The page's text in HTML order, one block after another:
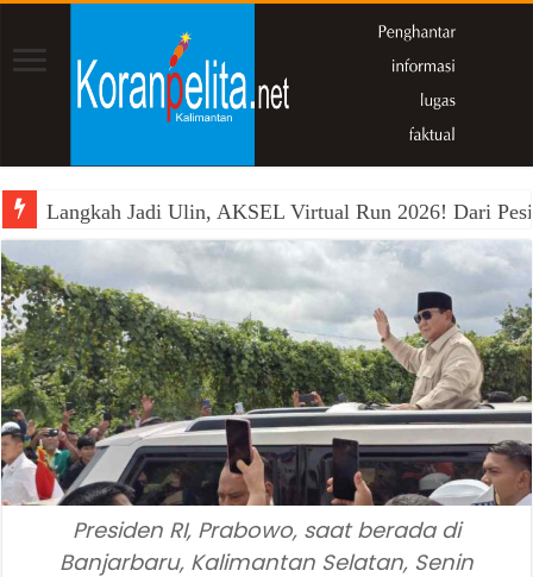
Langkah Jadi Ulin, AKSEL Virtual Run 2026! Dari
Presiden RI, Prabowo, saat berada di
Banjarbaru, Kalimantan Selatan, Senin